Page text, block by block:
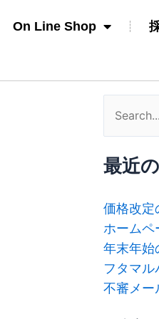
On Line Shop
索
対
象:
最近
価格改定
ホームペ
年末年始
フタマル
不審メー